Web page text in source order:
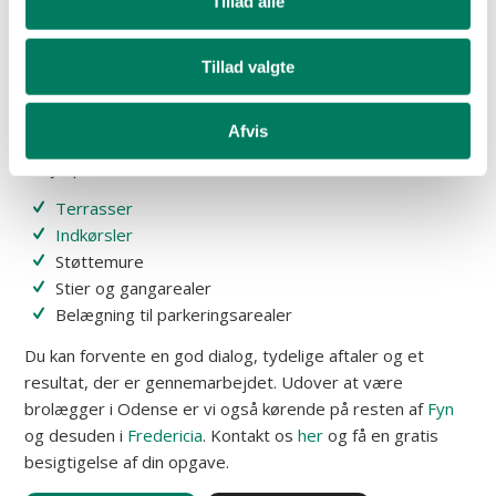
Tillad valgte
Afvis
opgaver og vi sikrer, at underlaget bliver korrekt
opbygget. På den måde undgår du ujævnheder og
problemer med afvanding. Resultatet er en belægning,
der holder i mange år og passer til omgivelserne.
Terrasser
Indkørsler
Støttemure
Stier og gangarealer
Belægning til parkeringsarealer
Du kan forvente en god dialog, tydelige aftaler og et
resultat, der er gennemarbejdet. Udover at være
brolægger i Odense er vi også kørende på resten af Fyn
og desuden i Fredericia. Kontakt osher og få en gratis
besigtigelse af din opgave.